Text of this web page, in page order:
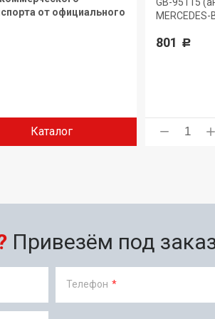
от официального
Каталог
MERCEDES-
801 Р
Привезём под
Телефон *